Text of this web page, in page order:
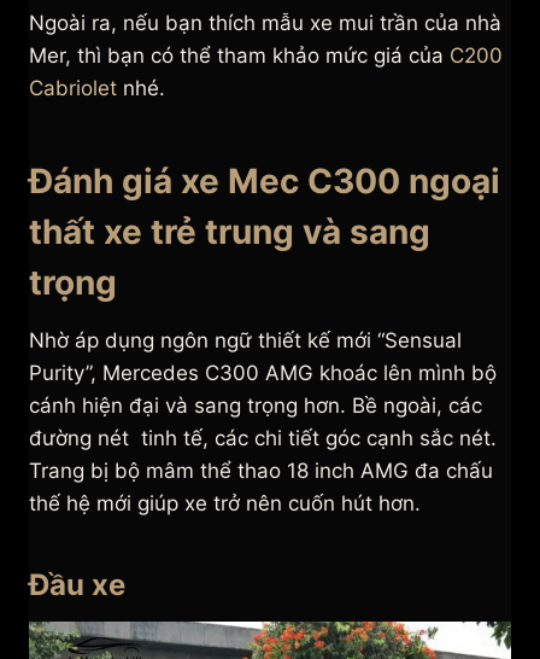
Ngoài ra, nếu bạn thích mẫu xe mui trần của nhà
Mer, thì bạn có thể tham khảo mức giá của C200
Cabriolet nhé.
Đánh giá xe Mec C300 ngoại
thất xe trẻ trung và sang
trọng
Nhờ áp dụng ngôn ngữ thiết kế mới “Sensual
Purity”, Mercedes C300 AMG khoác lên mình bộ
cánh hiện đại và sang trọng hơn. Bề ngoài, các
đường nét tinh tế, các chi tiết góc cạnh sắc nét.
Trang bị bộ mâm thể thao 18 inch AMG đa chấu
thế hệ mới giúp xe trở nên cuốn hút hơn.
Đầu xe